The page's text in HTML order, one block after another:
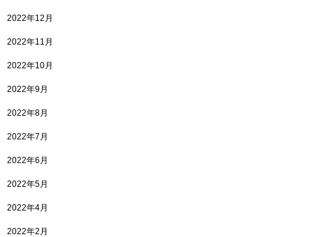
2022年12月
2022年11月
2022年10月
2022年9月
2022年8月
2022年7月
2022年6月
2022年5月
2022年4月
2022年2月